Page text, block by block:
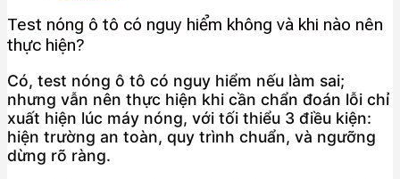
Test nóng ô tô có nguy hiểm không và khi nào nên
thực hiện?
Có, test nóng ô tô có nguy hiểm nếu làm sai;
nhưng vẫn nên thực hiện khi cần chẩn đoán lỗi chỉ
xuất hiện lúc máy nóng, với tối thiểu 3 điều kiện:
hiện trường an toàn, quy trình chuẩn, và ngưỡng
dừng rõ ràng.